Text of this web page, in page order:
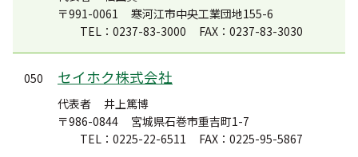
〒991-0061
寒河江市中央工業団地155-6
TEL：0237-83-3000
FAX：0237-83-3030
050 セイホク株式会社
代表者
井上篤博
〒986-0844
宮城県石巻市重吉町1-7
TEL：0225-22-6511
FAX：0225-95-5867